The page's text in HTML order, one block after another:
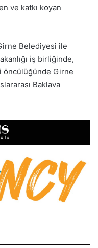
ve katkı koyan
Belediyesi ile
iş birliğinde,
öncülüğünde Girne
Baklava